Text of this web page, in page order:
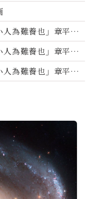
人為難養也」章平議
人為難養也」章平議
人為難養也」章平議